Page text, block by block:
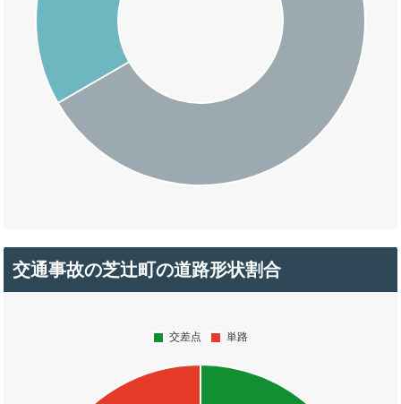
交通事故の芝辻町の道路形状割合